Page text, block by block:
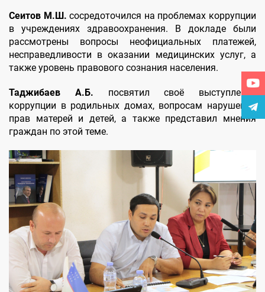
Сеитов М.Ш. сосредоточился на проблемах коррупции
в учреждениях здравоохранения. В докладе были
рассмотрены вопросы неофициальных платежей,
несправедливости в оказании медицинских услуг, а
также уровень правового сознания населения.
Таджибаев А.Б. посвятил своё выступление
коррупции в родильных домах, вопросам нарушения
прав матерей и детей, а также представил мнения
граждан по этой теме.